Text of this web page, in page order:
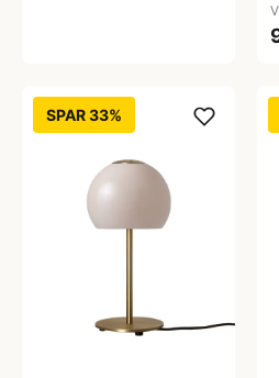
SPAR 33%